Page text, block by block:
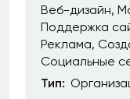
Веб-дизайн
Поддержка
Реклама
Социальные
Тип: